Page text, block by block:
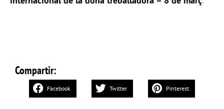
Compartir:
Facebook Twitter Pinterest